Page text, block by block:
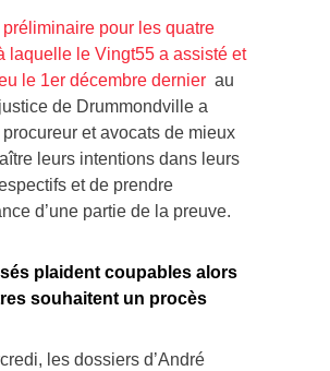
préliminaire pour les quatre
laquelle le Vingt55 a assisté et
le 1er décembre dernier au
de Drummondville a
et avocats de mieux
leurs intentions dans leurs
et de prendre
d’une partie de la preuve.
plaident coupables alors
souhaitent un procès
les dossiers d’André